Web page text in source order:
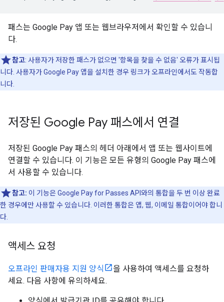
패스는 Google Pay 앱 또는 웹브라우저에서 확인할 수 있습니
다.
참고: 사용자가 저장한 패스가 없으면 '항목을 찾을 수 없음' 오류가 표시됩
니다. 사용자가 Google Pay 앱을 설치한 경우 링크가 오프라인에서도 작동합
니다.
저장된 Google Pay 패스에서 연결
저장된 Google Pay 패스의 헤더 아래에서 앱 또는 웹사이트에
연결할 수 있습니다. 이 기능은 모든 유형의 Google Pay 패스에
서 사용할 수 있습니다.
참고: 이 기능은 Google Pay for Passes API와의 통합을 두 번 이상 완료
한 경우에만 사용할 수 있습니다. 이러한 통합은 앱, 웹, 이메일 통합이어야 합니
다.
액세스 요청
오프라인 판매자용 지원 양식
을 사용하여 액세스를 요청하
세요. 다음 사항에 유의하세요.